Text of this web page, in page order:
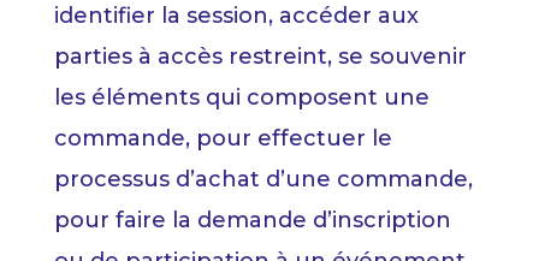
identifier la session, accéder aux
parties à accès restreint, se souvenir
les éléments qui composent une
commande, pour effectuer le
processus d’achat d’une commande,
pour faire la demande d’inscription